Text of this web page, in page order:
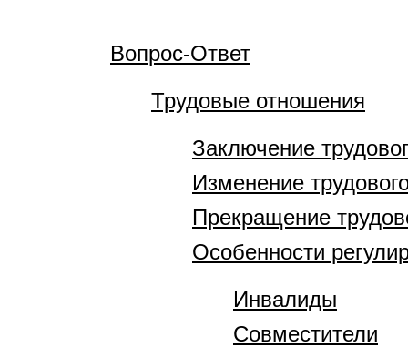
Вопрос-Ответ
Трудовые отношения
Заключение
Изменение
Прекращение
Особенности
Инвалиды
Совместители